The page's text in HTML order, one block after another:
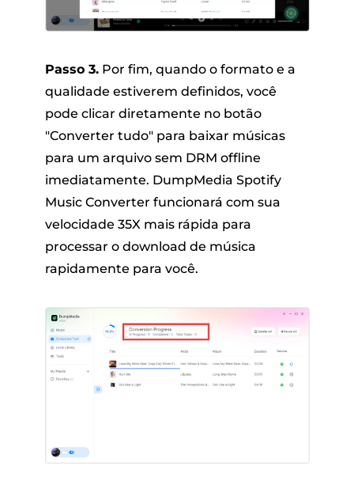
Passo 3.Por fim, quando o formato e a
qualidade estiverem definidos, você
pode clicar diretamente no botão
"Converter tudo" para baixar músicas
para um arquivo sem DRM offline
imediatamente. DumpMedia Spotify
Music Converter funcionará com sua
velocidade 35X mais rápida para
processar o download de música
rapidamente para você.